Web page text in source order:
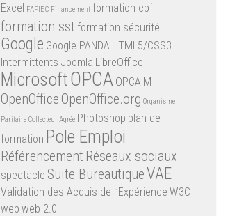
Excel FAFIEC Financement formation cpf
formation sst formation sécurité
Google Google PANDA HTML5/CSS3
Intermittents Joomla LibreOffice
MicrosoftOPCA OPCAIM
OpenOffice OpenOffice.org Organisme
Paritaire Collecteur Agréé Photoshop plan de
formation Pole Emploi
Référencement Réseaux sociaux
spectacle Suite BureautiqueVAE
Validation des Acquis de l’Expérience W3C
web web 2.0